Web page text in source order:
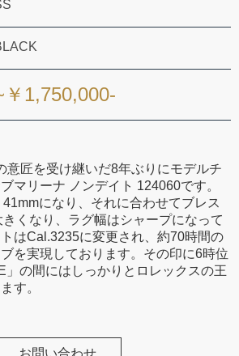
￥1,750,000-
意匠を受け継いだ8年ぶりにモデルチ
マリーナ ノンデイト 124060です。
になり、それに合わせてブレス
くなり、ラグ幅はシャープになって
はCal.3235に変更され、約70時間の
を実現しております。その印に6時位
」の間にはしっかりとロレックスの王
す。
お問い合わせ